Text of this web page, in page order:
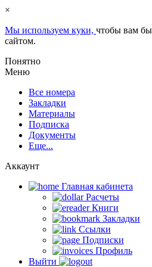
×
Мы используем куки, чтобы вам
сайтом.
Понятно
Меню
Все номера
Закладки
Материалы
Подписка
Документы
Еще...
Аккаунт
Главная кабинета
Расчеты
Книги
Закладки
Ссылки
Подписки
Профиль
Выйти